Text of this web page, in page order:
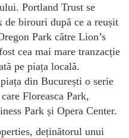
Portland Trust se
de birouri după ce a reușit
Park către Lion’s
cea mai mare tranzacție
pe piața locală.
din București o serie
Floreasca Park,
Park și Opera Center.
deținătorul unui